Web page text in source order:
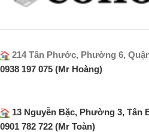
214 Tân Phước, Phường 6,
0938 197 075 (Mr Hoàng)
13 Nguyễn Bặc, Phường 3, Tân
0901 782 722 (Mr Toàn)